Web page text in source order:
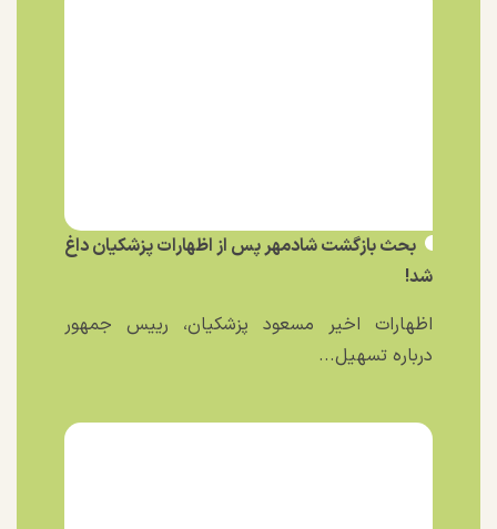
بحث بازگشت شادمهر پس از اظهارات پزشکیان داغ
شد!
اظهارات اخیر مسعود پزشکیان، رییس جمهور
درباره تسهیل...